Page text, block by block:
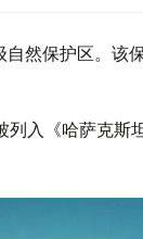
然保护区。该
入《哈萨克斯